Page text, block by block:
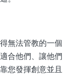
無法管教的一個
合他們、讓他們
您發揮創意並且